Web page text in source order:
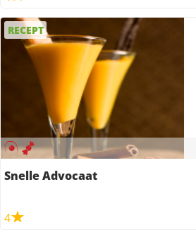
RECEPT
Snelle Advocaat
4